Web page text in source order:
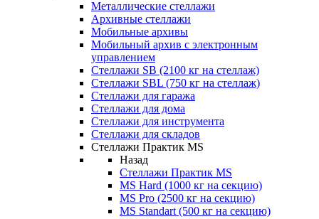
Металлические стеллажи
Архивные стеллажи
Мобильные архивы
Мобильный архив с электронным
управлением
Стеллажи SB (2100 кг на стеллаж)
Стеллажи SBL (750 кг на стеллаж)
Стеллажи для гаража
Стеллажи для дома
Стеллажи для инструмента
Стеллажи для складов
Стеллажи Практик MS
Назад
Стеллажи Практик MS
MS Hard (1000 кг на секцию)
MS Pro (2500 кг на секцию)
MS Standart (500 кг на секцию)